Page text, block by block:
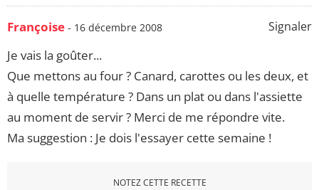
Signaler
Françoise - 16 décembre 2008
Je vais la goûter...
Que mettons au four ? Canard, carottes ou les deux, et
à quelle température ? Dans un plat ou dans l'assiette
au moment de servir ? Merci de me répondre vite.
Ma suggestion : Je dois l'essayer cette semaine !
NOTEZ CETTE RECETTE